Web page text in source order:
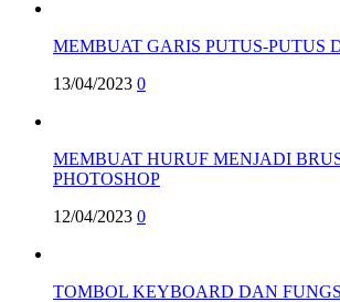
MEMBUAT GARIS PUTUS-PUTUS
13/04/2023 0
MEMBUAT HURUF MENJADI
PHOTOSHOP
12/04/2023 0
TOMBOL KEYBOARD DAN